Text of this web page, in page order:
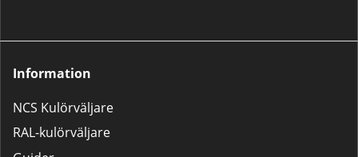
backspeglar m.m.Stora
Information
NCS Kulörväljare
RAL-kulörväljare